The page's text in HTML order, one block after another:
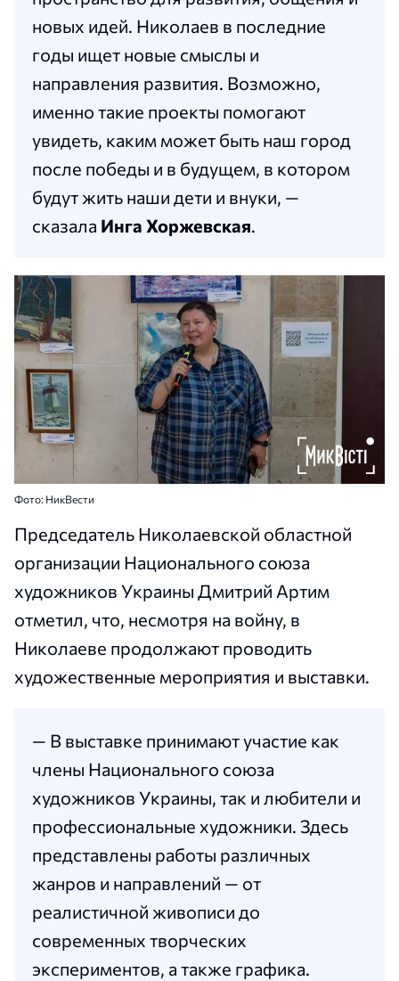
новых идей. Николаев в последние
годы ищет новые смыслы и
направления развития. Возможно,
именно такие проекты помогают
увидеть, каким может быть наш город
после победы и в будущем, в котором
будут жить наши дети и внуки, —
сказала Инга Хоржевская.
Фото: НикВести
Председатель Николаевской областной
организации Национального союза
художников Украины Дмитрий Артим
отметил, что, несмотря на войну, в
Николаеве продолжают проводить
художественные мероприятия и выставки.
— В выставке принимают участие как
члены Национального союза
художников Украины, так и любители и
профессиональные художники. Здесь
представлены работы различных
жанров и направлений — от
реалистичной живописи до
современных творческих
экспериментов, а также графика.